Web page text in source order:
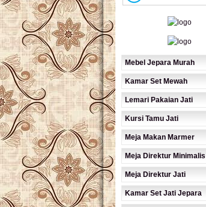
Mebel Jepara Murah
Kamar Set Mewah
Lemari Pakaian Jati
Kursi Tamu Jati
Meja Makan Marmer
Meja Direktur Minimalis
Meja Direktur Jati
Kamar Set Jati Jepara